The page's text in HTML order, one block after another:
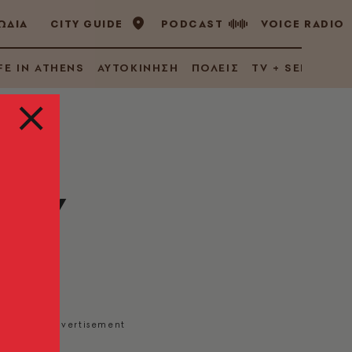
CITY GUIDE PODCAST VOICE RADIO
IN ATHENS ΑΥΤΟΚΙΝΗΣΗ ΠΟΛΕΙΣ TV + SERIES